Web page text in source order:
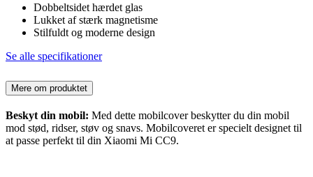
Dobbeltsidet hærdet glas
Lukket af stærk magnetisme
Stilfuldt og moderne design
Se alle specifikationer
Mere om produktet
Beskyt din mobil: Med dette mobilcover beskytter du din mobil
mod stød, ridser, støv og snavs. Mobilcoveret er specielt designet til
at passe perfekt til din Xiaomi Mi CC9.